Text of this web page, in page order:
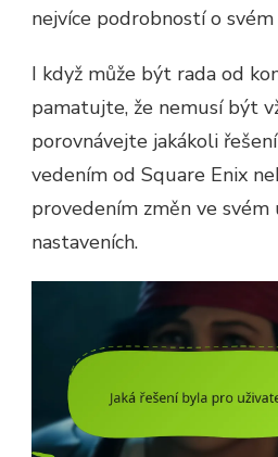
nejvíce podrobností o
I když může být rada od
pamatujte, že nemusí být
porovnávejte jakákoli
vedením od Square Enix
provedením změn ve
nastaveních.